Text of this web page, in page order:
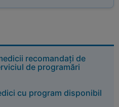
recomandați de
de programări
cu program disponibil